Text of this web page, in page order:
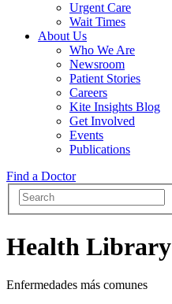
Urgent Care
Wait Times
About Us
Who We Are
Newsroom
Patient Stories
Careers
Kite Insights Blog
Get Involved
Events
Publications
Find a Doctor
Health Library
Enfermedades más comunes